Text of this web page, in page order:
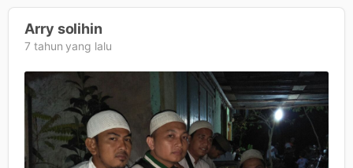
Arry solihin
7 tahun yang lalu